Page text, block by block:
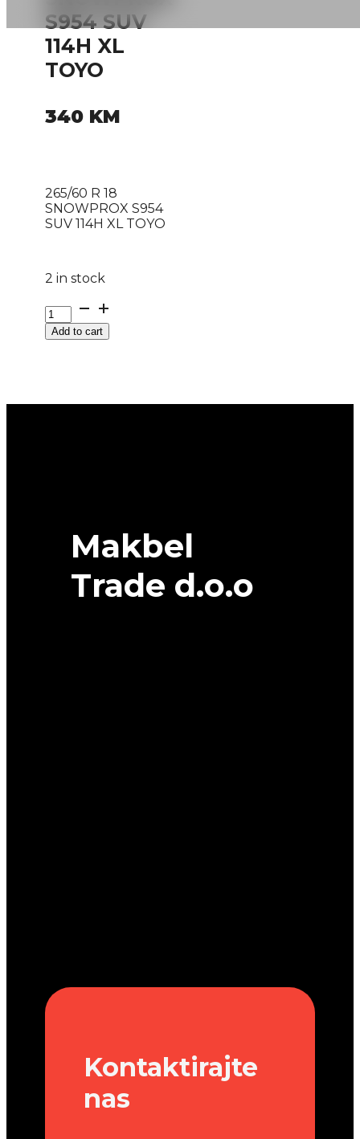
S954 SUV
114H XL
TOYO
340 KM
265/60 R 18
SNOWPROX S954
SUV 114H XL TOYO
2 in stock
265/60
R
18Add to cart
Makbel
Trade d.o.o
Kontaktirajte
nas